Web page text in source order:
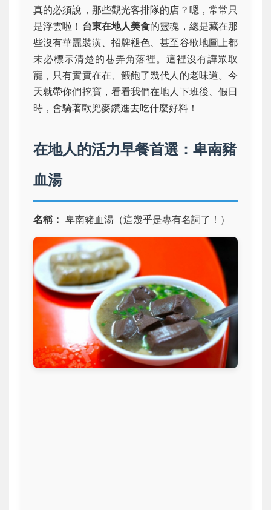
真的必須說，那些觀光客排隊的店？嗯，常常只
是浮雲啦！ 台東在地人美食的靈魂，總是藏在那
些沒有華麗裝潢、招牌褪色、甚至谷歌地圖上都
未必標示清楚的巷弄角落裡。這裡沒有譁眾取
寵，只有實實在在、餵飽了幾代人的老味道。今
天就帶你們挖寶，看看我們在地人下班後、假日
時，會騎著歐兜麥鑽進去吃什麼好料！
在地人的活力早餐首選：卑南豬
血湯
名稱： 卑南豬血湯（這幾乎是專有名詞了！）